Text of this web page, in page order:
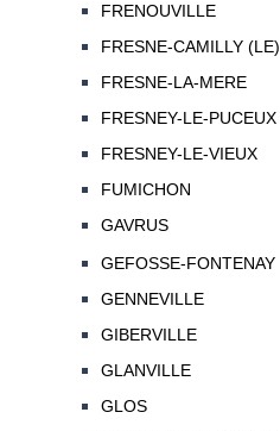
FRENOUVILLE
FRESNE-CAMILLY (LE)
FRESNE-LA-MERE
FRESNEY-LE-PUCEUX
FRESNEY-LE-VIEUX
FUMICHON
GAVRUS
GEFOSSE-FONTENAY
GENNEVILLE
GIBERVILLE
GLANVILLE
GLOS